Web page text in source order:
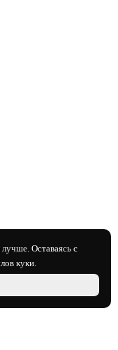
Оставаясь с
куки.